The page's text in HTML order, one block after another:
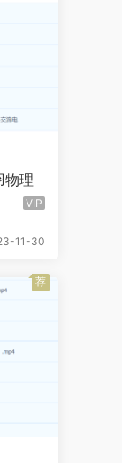
物理
VIP
11-30
荐